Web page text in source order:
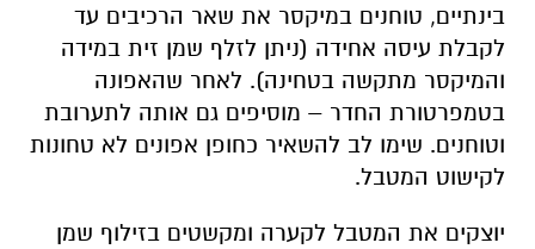
בינתיים, טוחנים במיקסר את שאר הרכיבים עד
לקבלת עיסה אחידה (ניתן לזלף שמן זית במידה
והמיקסר מתקשה בטחינה). לאחר שהאפונה
בטמפרטורת החדר – מוסיפים גם אותה לתערובת
וטוחנים. שימו לב להשאיר כחופן אפונים לא טחונות
לקישוט המטבל.
יוצקים את המטבל לקערה ומקשטים בזילוף שמן